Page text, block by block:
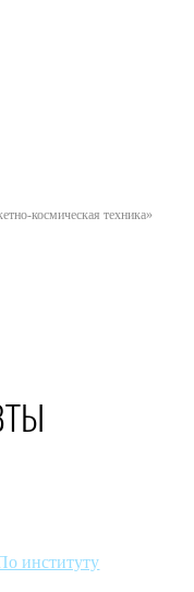
космическая техника»
институту